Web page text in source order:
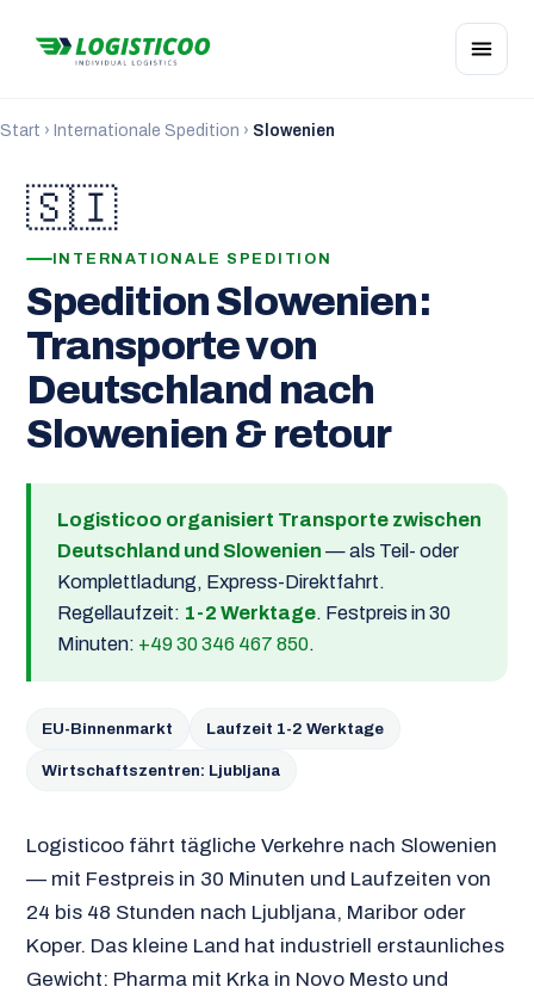
Start › Internationale Spedition › Slowenien
🇸🇮
INTERNATIONALE SPEDITION
Spedition Slowenien:
Transporte von
Deutschland nach
Slowenien & retour
Logisticoo organisiert Transporte zwischen
Deutschland und Slowenien — als Teil- oder
Komplettladung, Express-Direktfahrt.
Regellaufzeit: 1-2 Werktage. Festpreis in 30
Minuten: +49 30 346 467 850.
EU-Binnenmarkt Laufzeit 1-2 Werktage
Wirtschaftszentren: Ljubljana
Logisticoo fährt tägliche Verkehre nach Slowenien
— mit Festpreis in 30 Minuten und Laufzeiten von
24 bis 48 Stunden nach Ljubljana, Maribor oder
Koper. Das kleine Land hat industriell erstaunliches
Gewicht: Pharma mit Krka in Novo Mesto und